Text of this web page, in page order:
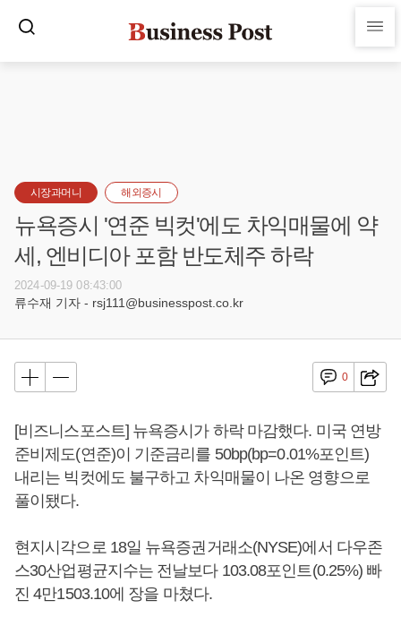
시장과머니 해외증시
뉴욕증시 '연준 빅컷'에도 차익매물에 약
세, 엔비디아 포함 반도체주 하락
2024-09-19 08:43:00
류수재 기자 - rsj111@businesspost.co.kr
0
[비즈니스포스트] 뉴욕증시가 하락 마감했다. 미국 연방
준비제도(연준)이 기준금리를 50bp(bp=0.01%포인트)
내리는 빅컷에도 불구하고 차익매물이 나온 영향으로
풀이됐다.
현지시각으로 18일 뉴욕증권거래소(NYSE)에서 다우존
스30산업평균지수는 전날보다 103.08포인트(0.25%) 빠
진 4만1503.10에 장을 마쳤다.